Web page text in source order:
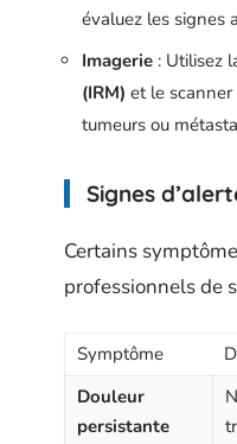
évaluez les signes
Imagerie : Utilisez
(IRM) et le scanner
tumeurs ou
Signes
Certains
professionnels de
Symptôme
Douleur
persistante